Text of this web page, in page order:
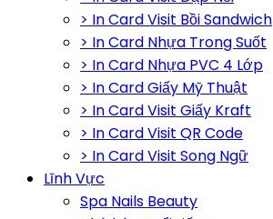
> In Card Visit Bồi Sandwich
> In Card Nhựa Trong Suốt
> In Card Nhựa PVC 4 Lớp
> In Card Giấy Mỹ Thuật
> In Card Visit Giấy Kraft
> In Card Visit QR Code
> In Card Visit Song Ngữ
Lĩnh Vực
Spa Nails Beauty